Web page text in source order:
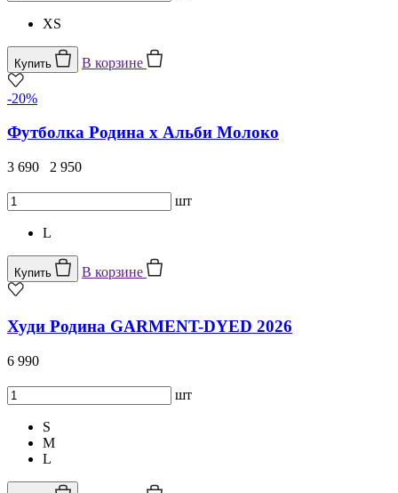
XS
Купить В корзине
-20%
Футболка Родина х Альби Молоко
3 690 2 950
шт
L
Купить В корзине
Худи Родина GARMENT-DYED 2026
6 990
шт
S
M
L